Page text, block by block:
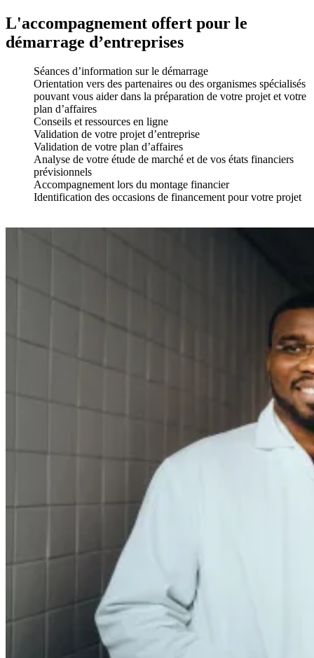
L'accompagnement offert pour le
démarrage d’entreprises
Séances d’information sur le démarrage
Orientation vers des partenaires ou des organismes spécialisés
pouvant vous aider dans la préparation de votre projet et votre
plan d’affaires
Conseils et ressources en ligne
Validation de votre projet d’entreprise
Validation de votre plan d’affaires
Analyse de votre étude de marché et de vos états financiers
prévisionnels
Accompagnement lors du montage financier
Identification des occasions de financement pour votre projet